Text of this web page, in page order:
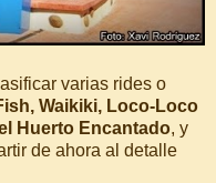
varias rides o
Waikiki, Loco-Loco
Huerto Encantado, y
de ahora al detalle